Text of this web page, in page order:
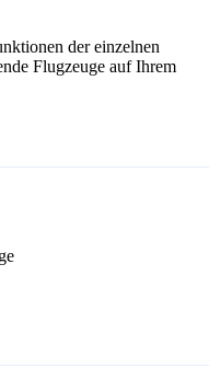
der einzelnen
Flugzeuge auf Ihrem